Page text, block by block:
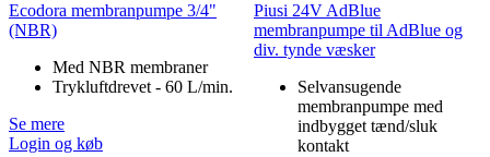
Ecodora membranpumpe 3/4"
(NBR)
Med NBR membraner
Trykluftdrevet - 60 L/min.
Se mere
Login og køb
Piusi 24V AdBlue
membranpumpe til AdBlue og
div. tynde væsker
Selvansugende
membranpumpe med
indbygget tænd/sluk
kontakt